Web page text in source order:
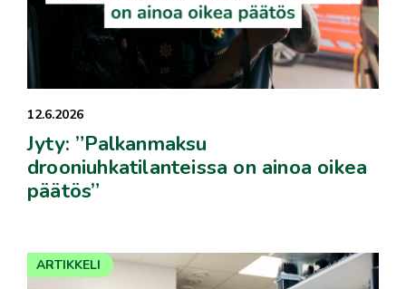
12.6.2026
Jyty: ”Palkanmaksu
drooniuhkatilanteissa on ainoa oikea
päätös”
ARTIKKELI